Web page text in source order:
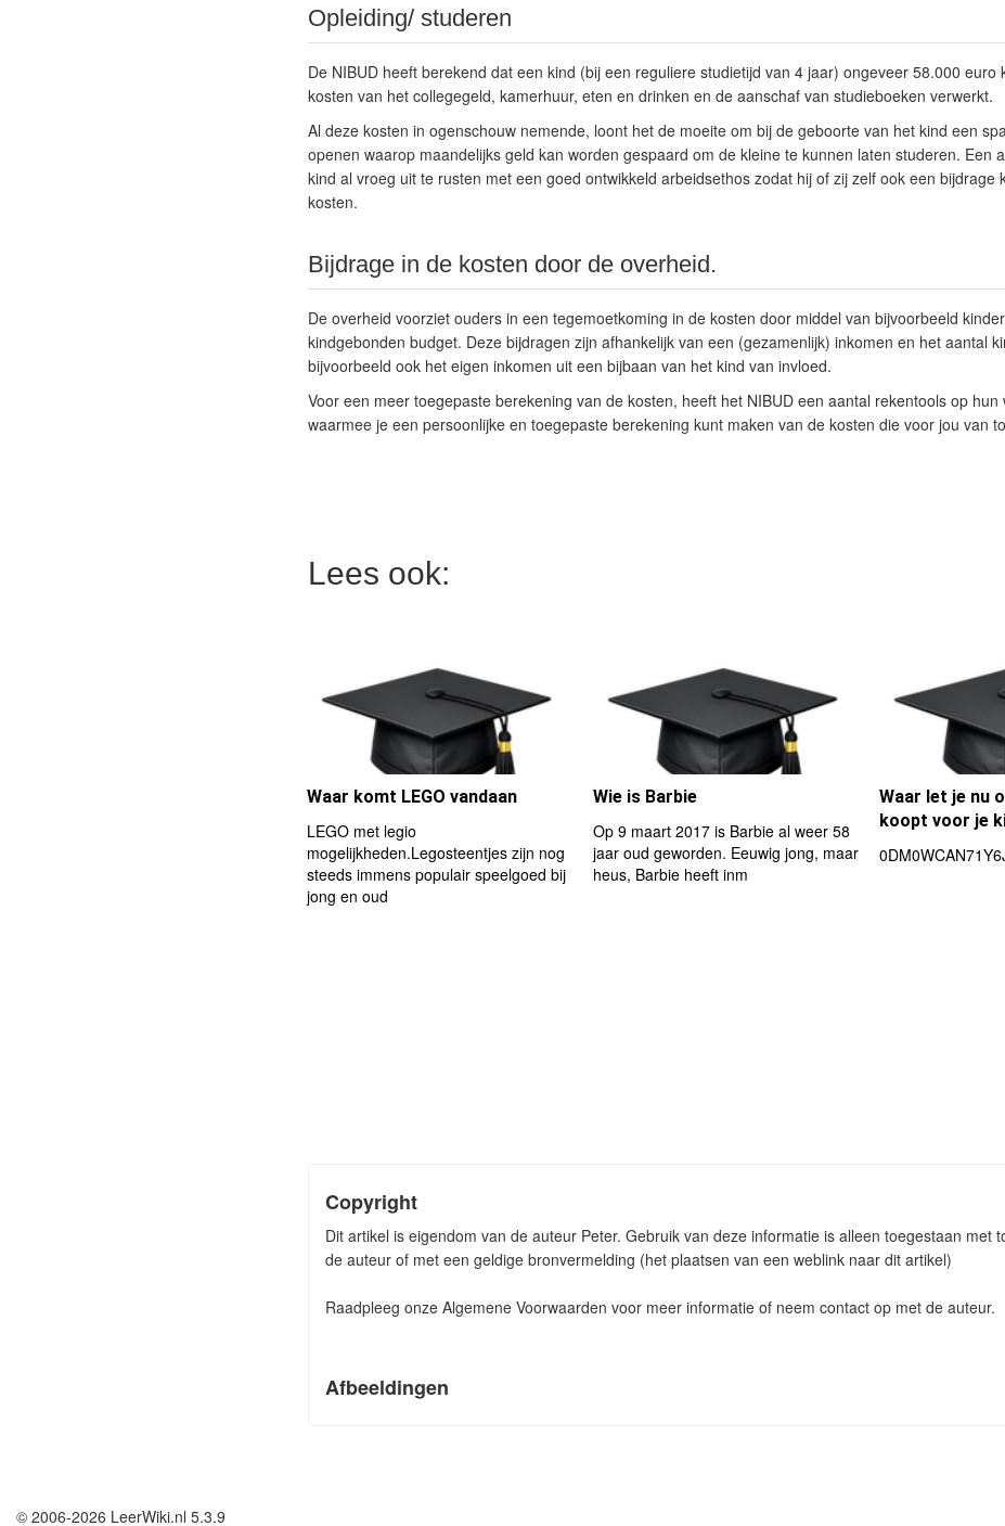
Opleiding/ studeren
De NIBUD heeft berekend dat een kind (bij een reguliere studietijd van 4 jaar) ongeveer 58.000 euro
kosten van het collegegeld, kamerhuur, eten en drinken en de aanschaf van studieboeken verwerkt.
Al deze kosten in ogenschouw nemende, loont het de moeite om bij de geboorte van het kind een
openen waarop maandelijks geld kan worden gespaard om de kleine te kunnen laten studeren. Een
kind al vroeg uit te rusten met een goed ontwikkeld arbeidsethos zodat hij of zij zelf ook een bijdrage
kosten.
Bijdrage in de kosten door de overheid.
De overheid voorziet ouders in een tegemoetkoming in de kosten door middel van bijvoorbeeld
kindgebonden budget. Deze bijdragen zijn afhankelijk van een (gezamenlijk) inkomen en het aantal
bijvoorbeeld ook het eigen inkomen uit een bijbaan van het kind van invloed.
Voor een meer toegepaste berekening van de kosten, heeft het NIBUD een aantal rekentools op hun
waarmee je een persoonlijke en toegepaste berekening kunt maken van de kosten die voor jou van
Lees ook:
Waar komt LEGO vandaan
LEGO met legio
mogelijkheden.Legosteentjes zijn nog
steeds immens populair speelgoed bij
jong en oud
Wie is Barbie
Op 9 maart 2017 is Barbie al weer 58
jaar oud geworden. Eeuwig jong, maar
heus, Barbie heeft inm
Waar let je nu
koopt voor je
Copyright
Dit artikel is eigendom van de auteur Peter. Gebruik van deze informatie is alleen toegestaan met
de auteur of met een geldige bronvermelding (het plaatsen van een weblink naar dit artikel)
Raadpleeg onze Algemene Voorwaarden voor meer informatie of neem contact op met de auteur.
Afbeeldingen
© 2006-2026 LeerWiki.nl 5.3.9